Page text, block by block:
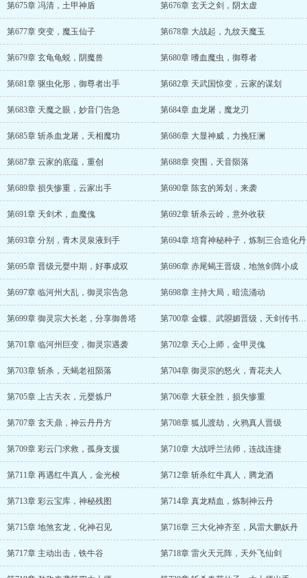
第675章 冯清，土甲神盾 第676章 玄天之剑，阴太虚
第677章 突变，魔玉仙子 第678章 大战起，九纹天魔玉
第679章 玄龟龟蜕，阴魔兽 第680章 嗜血魔虫，御尊者
第681章 驱虫化形，御尊者出手 第682章 天武国惊变，云家的谋划
第683章 天魔之眼，妙音门告急 第684章 血龙屠，魔龙刃
第685章 斩杀血龙屠，天相魔功 第686章 大显神威，力挽狂澜
第687章 云家的底蕴，重创 第688章 突围，天音陨落
第689章 损失惨重，云家出手 第690章 陈玄的筹划，来袭
第691章 天剑术，血魔傀 第692章 斩杀云岭，意外收获
第693章 分别，青木灵泉液到手 第694章 培育神秘种子，炼制三合造化丹
第695章 晋级元婴中期，好事成双 第696章 赤尾蝎王晋级，地煞剑阵小成
第697章 临河州大乱，御灵宗告急 第698章 主持大局，暗流涌动
第699章 御灵宗大长老，分享御兽塔 第700章 金蝶、武曌媚晋级，天剑传书再现
第701章 临河州巨变，御灵宗遇袭 第702章 天心上师，金甲灵傀
第703章 斩杀，天蝎老祖陨落 第704章 御灵宗的怒火，青花夫人
第705章 上古天衣，元婴炼尸 第706章 大获全胜，损失惨重
第707章 玄天鼎，神云丹丹方 第708章 狐儿渡劫，火鸦真人晋级
第709章 彩云门求救，孤身支援 第710章 大战呼兰法师，连战连捷
第711章 再遇红牛真人，金光梭 第712章 斩杀红牛真人，腾龙酒
第713章 彩云宝库，神秘残图 第714章 真龙精血，炼制神云丹
第715章 地煞玄龙，化神召见 第716章 三大化神齐至，风雷大鹏妖丹
第717章 主动出击，铁牛谷 第718章 雷火天元阵，天外飞仙剑